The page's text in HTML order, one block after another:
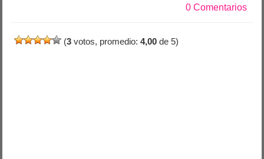
0 Comentarios
(3 votos, promedio:4,00 de 5)